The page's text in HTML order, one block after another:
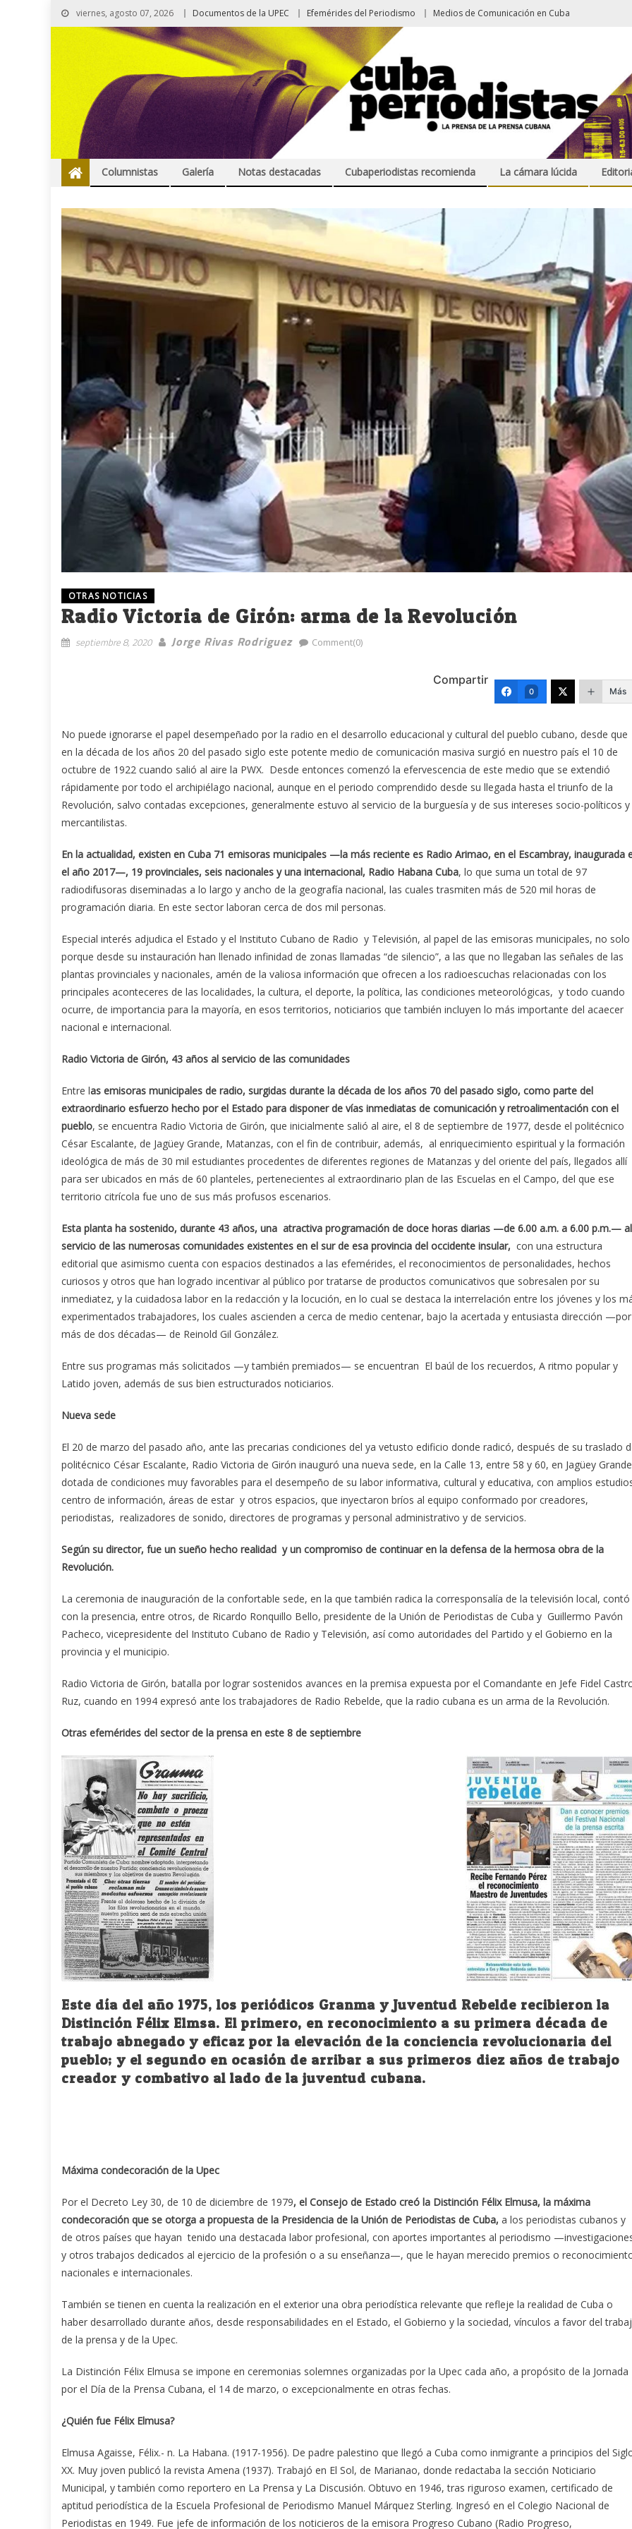
viernes, agosto 07, 2026 Documentos de la UPEC Efemérides del Periodismo Medios de Comunicación en Cuba
Columnistas Galería Notas destacadas Cubaperiodistas recomienda La cámara lúcida
OTRAS NOTICIAS
Radio Victoria de Girón: arma de la Revolución
septiembre 8, 2020 Jorge Rivas Rodriguez Comment(0)
Compartir
0 Más
No puede ignorarse el papel desempeñado por la radio en el desarrollo educacional y cultural del pueblo cubano, desde que
en la década de los años 20 del pasado siglo este potente medio de comunicación masiva surgió en nuestro país el 10 de
octubre de 1922 cuando salió al aire la PWX. Desde entonces comenzó la efervescencia de este medio que se extendió
rápidamente por todo el archipiélago nacional, aunque en el periodo comprendido desde su llegada hasta el triunfo de la
Revolución, salvo contadas excepciones, generalmente estuvo al servicio de la burguesía y de sus intereses socio-políticos y
mercantilistas.
En la actualidad, existen en Cuba 71 emisoras municipales —la más reciente es Radio Arimao, en el Escambray, inaugurada
el año 2017—, 19 provinciales, seis nacionales y una internacional, Radio Habana Cuba, lo que suma un total de 97
radiodifusoras diseminadas a lo largo y ancho de la geografía nacional, las cuales trasmiten más de 520 mil horas de
programación diaria. En este sector laboran cerca de dos mil personas.
Especial interés adjudica el Estado y el Instituto Cubano de Radio y Televisión, al papel de las emisoras municipales, no solo
porque desde su instauración han llenado infinidad de zonas llamadas “de silencio”, a las que no llegaban las señales de las
plantas provinciales y nacionales, amén de la valiosa información que ofrecen a los radioescuchas relacionadas con los
principales aconteceres de las localidades, la cultura, el deporte, la política, las condiciones meteorológicas, y todo cuando
ocurre, de importancia para la mayoría, en esos territorios, noticiarios que también incluyen lo más importante del acaecer
nacional e internacional.
Radio Victoria de Girón, 43 años al servicio de las comunidades
Entre las emisoras municipales de radio, surgidas durante la década de los años 70 del pasado siglo, como parte del
extraordinario esfuerzo hecho por el Estado para disponer de vías inmediatas de comunicación y retroalimentación con el
pueblo, se encuentra Radio Victoria de Girón, que inicialmente salió al aire, el 8 de septiembre de 1977, desde el politécnico
César Escalante, de Jagüey Grande, Matanzas, con el fin de contribuir, además, al enriquecimiento espiritual y la formación
ideológica de más de 30 mil estudiantes procedentes de diferentes regiones de Matanzas y del oriente del país, llegados allí
para ser ubicados en más de 60 planteles, pertenecientes al extraordinario plan de las Escuelas en el Campo, del que ese
territorio citrícola fue uno de sus más profusos escenarios.
Esta planta ha sostenido, durante 43 años, una atractiva programación de doce horas diarias —de 6.00 a.m. a 6.00 p.m.— al
servicio de las numerosas comunidades existentes en el sur de esa provincia del occidente insular, con una estructura
editorial que asimismo cuenta con espacios destinados a las efemérides, el reconocimientos de personalidades, hechos
curiosos y otros que han logrado incentivar al público por tratarse de productos comunicativos que sobresalen por su
inmediatez, y la cuidadosa labor en la redacción y la locución, en lo cual se destaca la interrelación entre los jóvenes y los
experimentados trabajadores, los cuales ascienden a cerca de medio centenar, bajo la acertada y entusiasta dirección —por
más de dos décadas— de Reinold Gil González.
Entre sus programas más solicitados —y también premiados— se encuentran El baúl de los recuerdos, A ritmo popular y
Latido joven, además de sus bien estructurados noticiarios.
Nueva sede
El 20 de marzo del pasado año, ante las precarias condiciones del ya vetusto edificio donde radicó, después de su traslado
politécnico César Escalante, Radio Victoria de Girón inauguró una nueva sede, en la Calle 13, entre 58 y 60, en Jagüey
dotada de condiciones muy favorables para el desempeño de su labor informativa, cultural y educativa, con amplios
centro de información, áreas de estar y otros espacios, que inyectaron bríos al equipo conformado por creadores,
periodistas, realizadores de sonido, directores de programas y personal administrativo y de servicios.
Según su director, fue un sueño hecho realidad y un compromiso de continuar en la defensa de la hermosa obra de la
Revolución.
La ceremonia de inauguración de la confortable sede, en la que también radica la corresponsalía de la televisión local, contó
con la presencia, entre otros, de Ricardo Ronquillo Bello, presidente de la Unión de Periodistas de Cuba y Guillermo Pavón
Pacheco, vicepresidente del Instituto Cubano de Radio y Televisión, así como autoridades del Partido y el Gobierno en la
provincia y el municipio.
Radio Victoria de Girón, batalla por lograr sostenidos avances en la premisa expuesta por el Comandante en Jefe Fidel
Ruz, cuando en 1994 expresó ante los trabajadores de Radio Rebelde, que la radio cubana es un arma de la Revolución.
Otras efemérides del sector de la prensa en este 8 de septiembre
Este día del año 1975, los periódicos Granma y Juventud Rebelde recibieron la
Distinción Félix Elmsa. El primero, en reconocimiento a su primera década de
trabajo abnegado y eficaz por la elevación de la conciencia revolucionaria del
pueblo; y el segundo en ocasión de arribar a sus primeros diez años de trabajo
creador y combativo al lado de la juventud cubana.
Máxima condecoración de la Upec
Por el Decreto Ley 30, de 10 de diciembre de 1979, el Consejo de Estado creó la Distinción Félix Elmusa, la máxima
condecoración que se otorga a propuesta de la Presidencia de la Unión de Periodistas de Cuba, a los periodistas cubanos y
de otros países que hayan tenido una destacada labor profesional, con aportes importantes al periodismo
y otros trabajos dedicados al ejercicio de la profesión o a su enseñanza—, que le hayan merecido premios o
nacionales e internacionales.
También se tienen en cuenta la realización en el exterior una obra periodística relevante que refleje la realidad de Cuba o
haber desarrollado durante años, desde responsabilidades en el Estado, el Gobierno y la sociedad, vínculos a favor del
de la prensa y de la Upec.
La Distinción Félix Elmusa se impone en ceremonias solemnes organizadas por la Upec cada año, a propósito de la Jornada
por el Día de la Prensa Cubana, el 14 de marzo, o excepcionalmente en otras fechas.
¿Quién fue Félix Elmusa?
Elmusa Agaisse, Félix.- n. La Habana. (1917-1956). De padre palestino que llegó a Cuba como inmigrante a principios del
XX. Muy joven publicó la revista Amena (1937). Trabajó en El Sol, de Marianao, donde redactaba la sección Noticiario
Municipal, y también como reportero en La Prensa y La Discusión. Obtuvo en 1946, tras riguroso examen, certificado de
aptitud periodística de la Escuela Profesional de Periodismo Manuel Márquez Sterling. Ingresó en el Colegio Nacional de
Periodistas en 1949. Fue jefe de información de los noticieros de la emisora Progreso Cubano (Radio Progreso,